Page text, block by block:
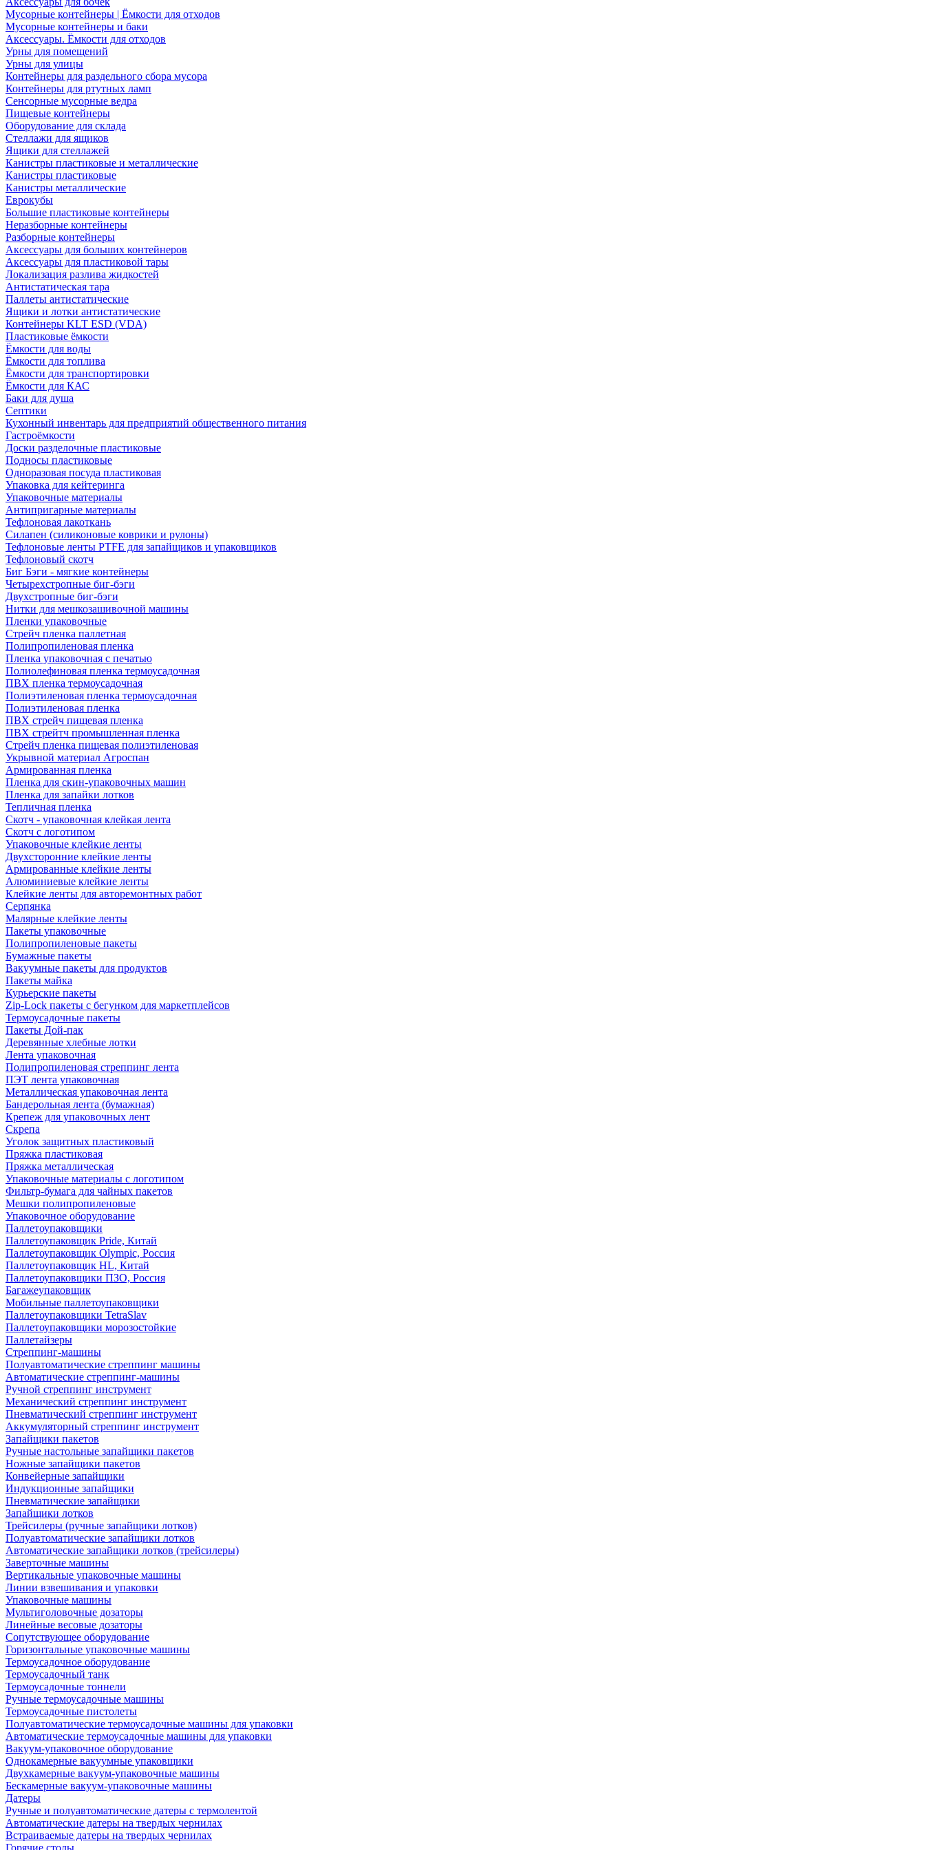
Мусорные контейнеры | Ёмкости для отходов
Мусорные контейнеры и баки
Аксессуары. Ёмкости для отходов
Урны для помещений
Урны для улицы
Контейнеры для раздельного сбора мусора
Контейнеры для ртутных ламп
Сенсорные мусорные ведра
Пищевые контейнеры
Оборудование для склада
Стеллажи для ящиков
Ящики для стеллажей
Канистры пластиковые и металлические
Канистры пластиковые
Канистры металлические
Еврокубы
Большие пластиковые контейнеры
Неразборные контейнеры
Разборные контейнеры
Аксессуары для больших контейнеров
Аксессуары для пластиковой тары
Локализация разлива жидкостей
Антистатическая тара
Паллеты антистатические
Ящики и лотки антистатические
Контейнеры KLT ESD (VDA)
Пластиковые ёмкости
Ёмкости для воды
Ёмкости для топлива
Ёмкости для транспортировки
Ёмкости для КАС
Баки для душа
Септики
Кухонный инвентарь для предприятий общественного питания
Гастроёмкости
Доски разделочные пластиковые
Подносы пластиковые
Одноразовая посуда пластиковая
Упаковка для кейтеринга
Упаковочные материалы
Антипригарные материалы
Тефлоновая лакоткань
Силапен (силиконовые коврики и рулоны)
Тефлоновые ленты PTFE для запайщиков и упаковщиков
Тефлоновый скотч
Биг Бэги - мягкие контейнеры
Четырехстропные биг-бэги
Двухстропные биг-бэги
Нитки для мешкозашивочной машины
Пленки упаковочные
Стрейч пленка паллетная
Полипропиленовая пленка
Пленка упаковочная с печатью
Полиолефиновая пленка термоусадочная
ПВХ пленка термоусадочная
Полиэтиленовая пленка термоусадочная
Полиэтиленовая пленка
ПВХ стрейч пищевая пленка
ПВХ стрейтч промышленная пленка
Стрейч пленка пищевая полиэтиленовая
Укрывной материал Агроспан
Армированная пленка
Пленка для скин-упаковочных машин
Пленка для запайки лотков
Тепличная пленка
Скотч - упаковочная клейкая лента
Скотч с логотипом
Упаковочные клейкие ленты
Двухсторонние клейкие ленты
Армированные клейкие ленты
Алюминиевые клейкие ленты
Клейкие ленты для авторемонтных работ
Серпянка
Малярные клейкие ленты
Пакеты упаковочные
Полипропиленовые пакеты
Бумажные пакеты
Вакуумные пакеты для продуктов
Пакеты майка
Курьерские пакеты
Zip-Lock пакеты с бегунком для маркетплейсов
Термоусадочные пакеты
Пакеты Дой-пак
Деревянные хлебные лотки
Лента упаковочная
Полипропиленовая стреппинг лента
ПЭТ лента упаковочная
Металлическая упаковочная лента
Бандерольная лента (бумажная)
Крепеж для упаковочных лент
Скрепа
Уголок защитных пластиковый
Пряжка пластиковая
Пряжка металлическая
Упаковочные материалы с логотипом
Фильтр-бумага для чайных пакетов
Мешки полипропиленовые
Упаковочное оборудование
Паллетоупаковщики
Паллетоупаковщик Pride, Китай
Паллетоупаковщик Olympic, Россия
Паллетоупаковщик HL, Китай
Паллетоупаковщики ПЗО, Россия
Багажеупаковщик
Мобильные паллетоупаковщики
Паллетоупаковщики TetraSlav
Паллетоупаковщики морозостойкие
Паллетайзеры
Стреппинг-машины
Полуавтоматические стреппинг машины
Автоматические стреппинг-машины
Ручной стреппинг инструмент
Механический стреппинг инструмент
Пневматический стреппинг инструмент
Аккумуляторный стреппинг инструмент
Запайщики пакетов
Ручные настольные запайщики пакетов
Ножные запайщики пакетов
Конвейерные запайщики
Индукционные запайщики
Пневматические запайщики
Запайщики лотков
Трейсилеры (ручные запайщики лотков)
Полуавтоматические запайщики лотков
Автоматические запайщики лотков (трейсилеры)
Заверточные машины
Вертикальные упаковочные машины
Линии взвешивания и упаковки
Упаковочные машины
Мультиголовочные дозаторы
Линейные весовые дозаторы
Сопутствующее оборудование
Горизонтальные упаковочные машины
Термоусадочное оборудование
Термоусадочный танк
Термоусадочные тоннели
Ручные термоусадочные машины
Термоусадочные пистолеты
Полуавтоматические термоусадочные машины для упаковки
Автоматические термоусадочные машины для упаковки
Вакуум-упаковочное оборудование
Однокамерные вакуумные упаковщики
Двухкамерные вакуум-упаковочные машины
Бескамерные вакуум-упаковочные машины
Датеры
Ручные и полуавтоматические датеры с термолентой
Автоматические датеры на твердых чернилах
Встраиваемые датеры на твердых чернилах
Горячие столы